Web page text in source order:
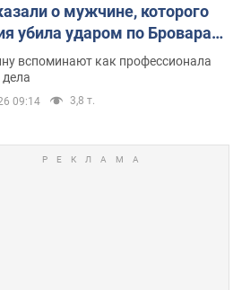
о мужчине, которого
убила ударом по Броварам.
вспоминают как профессионала
дела
09:14 3,8 т.